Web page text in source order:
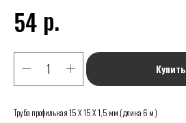
54 р.
Купить
Труба профильная 15 Х 15 Х 1,5 мм ( длина 6 м )